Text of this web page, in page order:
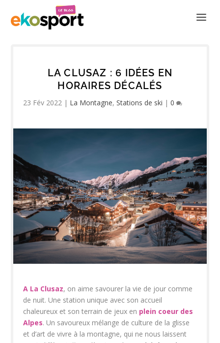
LA CLUSAZ : 6 IDÉES EN
HORAIRES DÉCALÉS
23 Fév 2022 | La Montagne,Stations de ski |0
A La Clusaz, on aime savourer la vie de jour comme
de nuit. Une station unique avec son accueil
chaleureux et son terrain de jeux en plein coeur des
Alpes. Un savoureux mélange de culture de la glisse
et d’art de vivre à la montagne, qui ne nous laissent